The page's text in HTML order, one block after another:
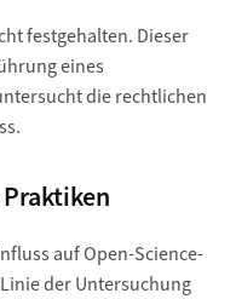
festgehalten. Dieser
eines
die rechtlichen
auf Open-Science-
der Untersuchung